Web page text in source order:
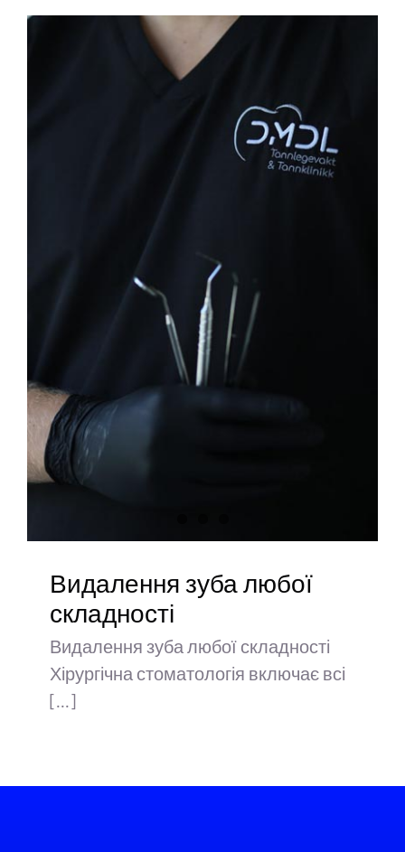
Видалення зуба любої
складності
Видалення зуба любої складності
Хірургічна стоматологія включає всі
[...]